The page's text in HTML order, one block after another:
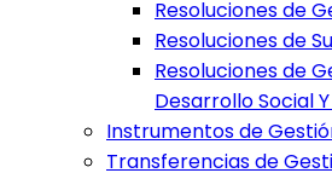
Resoluciones de
Resoluciones de
Resoluciones de
Desarrollo Social
Instrumentos de
Transferencias de